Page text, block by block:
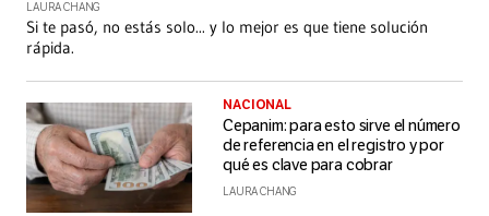
LAURA CHANG
Si te pasó, no estás solo... y lo mejor es que tiene solución
rápida.
NACIONAL
Cepanim: para esto sirve el número
de referencia en el registro y por
qué es clave para cobrar
LAURA CHANG